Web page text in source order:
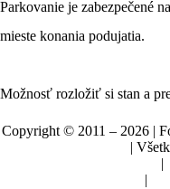
Parkovanie je zabezpečené
mieste konania podujatia.
Možnosť rozložiť si stan a
Copyright © 2011 – 2026 |
|
|
|